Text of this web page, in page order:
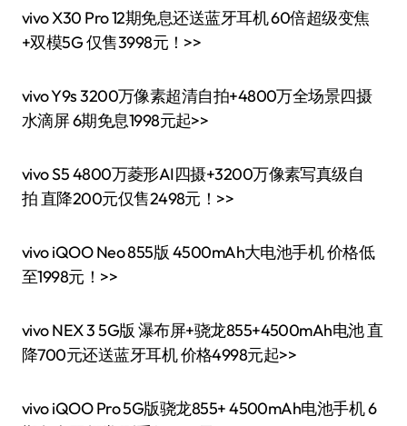
vivo X30 Pro 12期免息还送蓝牙耳机 60倍超级变焦
+双模5G 仅售3998元！>>
vivo Y9s 3200万像素超清自拍+4800万全场景四摄
水滴屏 6期免息1998元起>>
vivo S5 4800万菱形AI四摄+3200万像素写真级自
拍 直降200元仅售2498元！>>
vivo iQOO Neo 855版 4500mAh大电池手机 价格低
至1998元！>>
vivo NEX 3 5G版 瀑布屏+骁龙855+4500mAh电池 直
降700元还送蓝牙耳机 价格4998元起>>
vivo iQOO Pro 5G版骁龙855+ 4500mAh电池手机 6